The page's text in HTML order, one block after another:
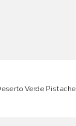
Verde Pistache